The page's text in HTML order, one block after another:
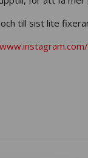
till sist lite